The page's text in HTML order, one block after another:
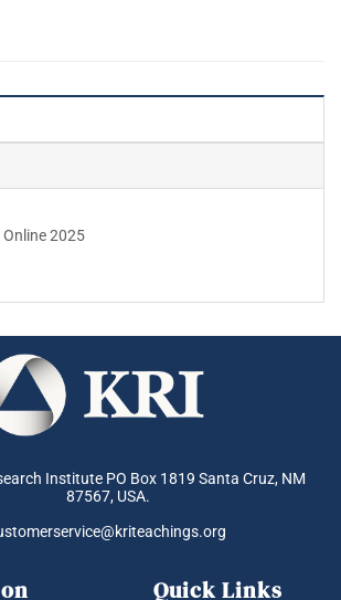
2025
Institute PO Box 1819 Santa Cruz, NM
87567, USA.
Quick Links